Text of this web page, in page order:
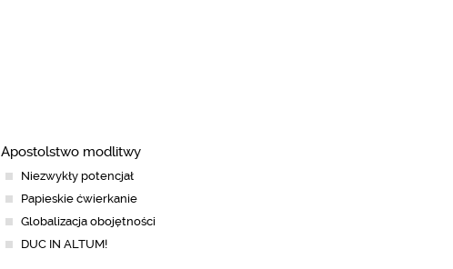
Apostolstwo modlitwy
Niezwykły potencjał
Papieskie ćwierkanie
Globalizacja obojętności
DUC IN ALTUM!